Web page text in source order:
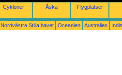
Cykloner Åska Flygplatser
Nordvästra Stilla havet Oceanien Australien